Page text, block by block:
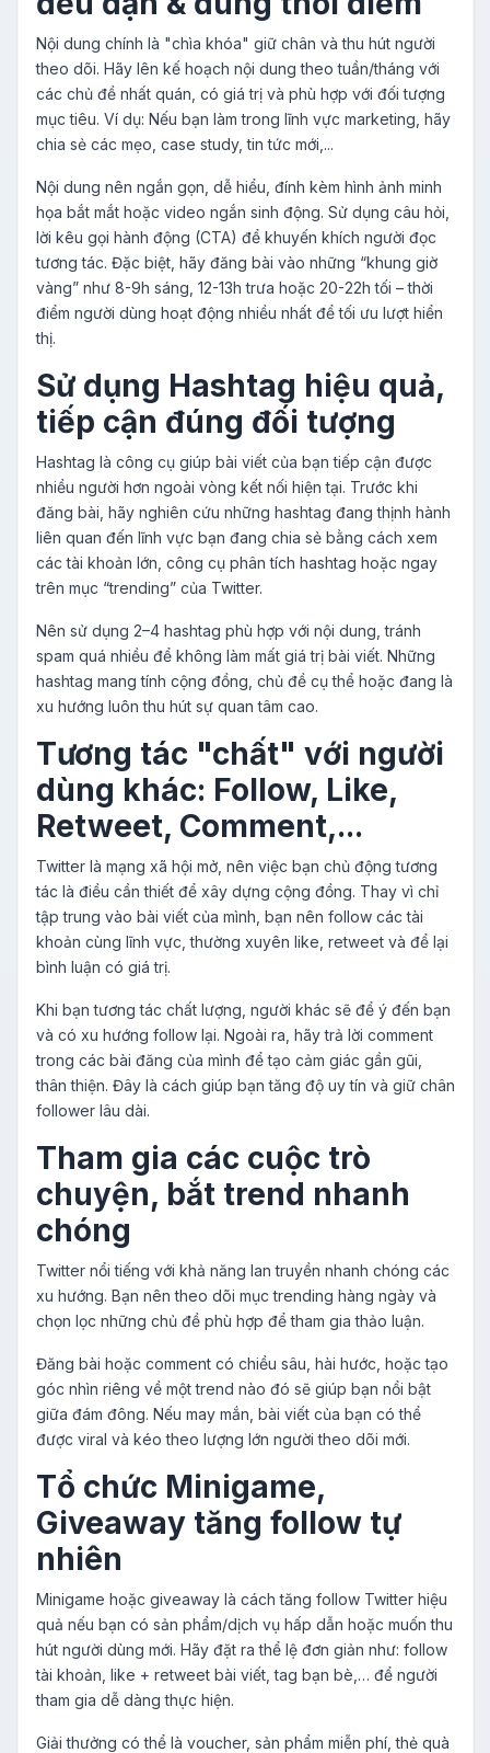
Nội dung chính là "chìa khóa" giữ chân và thu hút người
theo dõi. Hãy lên kế hoạch nội dung theo tuần/tháng với
các chủ đề nhất quán, có giá trị và phù hợp với đối tượng
mục tiêu. Ví dụ: Nếu bạn làm trong lĩnh vực marketing, hãy
chia sẻ các mẹo, case study, tin tức mới,...
Nội dung nên ngắn gọn, dễ hiểu, đính kèm hình ảnh minh
họa bắt mắt hoặc video ngắn sinh động. Sử dụng câu hỏi,
lời kêu gọi hành động (CTA) để khuyến khích người đọc
tương tác. Đặc biệt, hãy đăng bài vào những “khung giờ
vàng” như 8-9h sáng, 12-13h trưa hoặc 20-22h tối – thời
điểm người dùng hoạt động nhiều nhất để tối ưu lượt hiển
thị.
Sử dụng Hashtag hiệu quả,
tiếp cận đúng đối tượng
Hashtag là công cụ giúp bài viết của bạn tiếp cận được
nhiều người hơn ngoài vòng kết nối hiện tại. Trước khi
đăng bài, hãy nghiên cứu những hashtag đang thịnh hành
liên quan đến lĩnh vực bạn đang chia sẻ bằng cách xem
các tài khoản lớn, công cụ phân tích hashtag hoặc ngay
trên mục “trending” của Twitter.
Nên sử dụng 2–4 hashtag phù hợp với nội dung, tránh
spam quá nhiều để không làm mất giá trị bài viết. Những
hashtag mang tính cộng đồng, chủ đề cụ thể hoặc đang là
xu hướng luôn thu hút sự quan tâm cao.
Tương tác "chất" với người
dùng khác: Follow, Like,
Retweet, Comment,...
Twitter là mạng xã hội mở, nên việc bạn chủ động tương
tác là điều cần thiết để xây dựng cộng đồng. Thay vì chỉ
tập trung vào bài viết của mình, bạn nên follow các tài
khoản cùng lĩnh vực, thường xuyên like, retweet và để lại
bình luận có giá trị.
Khi bạn tương tác chất lượng, người khác sẽ để ý đến bạn
và có xu hướng follow lại. Ngoài ra, hãy trả lời comment
trong các bài đăng của mình để tạo cảm giác gần gũi,
thân thiện. Đây là cách giúp bạn tăng độ uy tín và giữ chân
follower lâu dài.
Tham gia các cuộc trò
chuyện, bắt trend nhanh
chóng
Twitter nổi tiếng với khả năng lan truyền nhanh chóng các
xu hướng. Bạn nên theo dõi mục trending hàng ngày và
chọn lọc những chủ đề phù hợp để tham gia thảo luận.
Đăng bài hoặc comment có chiều sâu, hài hước, hoặc tạo
góc nhìn riêng về một trend nào đó sẽ giúp bạn nổi bật
giữa đám đông. Nếu may mắn, bài viết của bạn có thể
được viral và kéo theo lượng lớn người theo dõi mới.
Tổ chức Minigame,
Giveaway tăng follow tự
nhiên
Minigame hoặc giveaway là cách tăng follow Twitter hiệu
quả nếu bạn có sản phẩm/dịch vụ hấp dẫn hoặc muốn thu
hút người dùng mới. Hãy đặt ra thể lệ đơn giản như: follow
tài khoản, like + retweet bài viết, tag bạn bè,… để người
tham gia dễ dàng thực hiện.
Giải thưởng có thể là voucher, sản phẩm miễn phí, thẻ quà